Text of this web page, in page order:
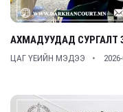
АХМАДУУДАД СУРГАЛТ
ЦАГ ҮЕИЙН МЭДЭЭ